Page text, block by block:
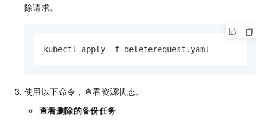
除请求。
kubectl apply -f deleterequest.yaml
使用以下命令，查看资源状态。
查看删除的备份任务